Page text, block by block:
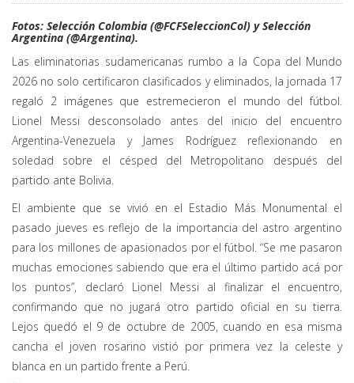
Fotos: Selección Colombia (@FCFSeleccionCol) y Selección
Argentina (@Argentina).
Las eliminatorias sudamericanas rumbo a la Copa del Mundo
2026 no solo certificaron clasificados y eliminados, la jornada 17
regaló 2 imágenes que estremecieron el mundo del fútbol.
Lionel Messi desconsolado antes del inicio del encuentro
Argentina-Venezuela y James Rodríguez reflexionando en
soledad sobre el césped del Metropolitano después del
partido ante Bolivia.
El ambiente que se vivió en el Estadio Más Monumental el
pasado jueves es reflejo de la importancia del astro argentino
para los millones de apasionados por el fútbol. “Se me pasaron
muchas emociones sabiendo que era el último partido acá por
los puntos”, declaró Lionel Messi al finalizar el encuentro,
confirmando que no jugará otro partido oficial en su tierra.
Lejos quedó el 9 de octubre de 2005, cuando en esa misma
cancha el joven rosarino vistió por primera vez la celeste y
blanca en un partido frente a Perú.